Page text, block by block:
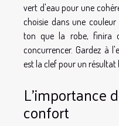
vert d'eau pour une
choisie dans une
ton que la robe, finira
concurrencer. Gardez à
est la clef pour un
L'importance
confort